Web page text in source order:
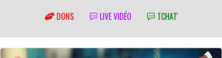
DONS LIVE VIDÉO TCHAT'